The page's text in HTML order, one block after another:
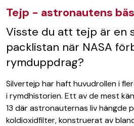
Tejp - astronautens
Visste du att tejp är en
packlistan när NASA
rymduppdrag?
Silvertejp har haft huvudrollen i
i rymdhistorien. Ett av de mest
13 där astronauternas liv hängde
koldioxidfilter, konstruerat av